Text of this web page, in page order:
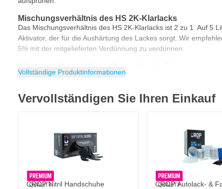
Mischungsverhältnis des HS 2K-Klarlacks
Das Mischungsverhältnis des HS 2K-Klarlacks ist 2 zu 1. Auf 5
Aktivator, der für die Aushärtung des Lackes sorgt. Wir
5% mit der mitgelieferten Verdünnung zu verdünnen.
Dieses Klarlackset wird komplett geliefert, so dass Sie sofort mit
CROP 2K HS Kratzfester Klarlack 5 Liter
CROP Verdünner für Klarlack 1 Liter
Produkteigenschaften CROP 2K High Solid
Komplettes 2K-Klarlack-Set inklusive Härter und Verdünner
Vollständige Produktinformationen
Vervollständigen Sie Ihren Einkauf
Ausführung
In den Warenkorb
CROP Nitril Handschuhe
CROP Autolack- &